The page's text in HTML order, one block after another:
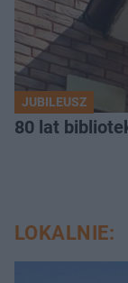
JUBILEUSZ
80 lat
LOKALNIE: